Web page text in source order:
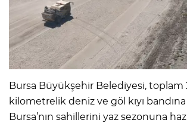
Bursa Büyükşehir Belediyesi, toplam
kilometrelik deniz ve göl kıyı
Bursa’nın sahillerini yaz sezonuna